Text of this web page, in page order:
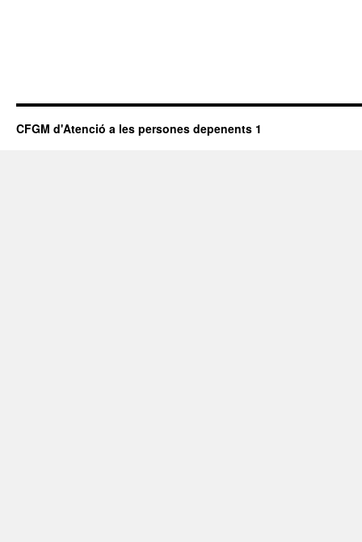
CFGM d'Atenció a les persones depenents 1